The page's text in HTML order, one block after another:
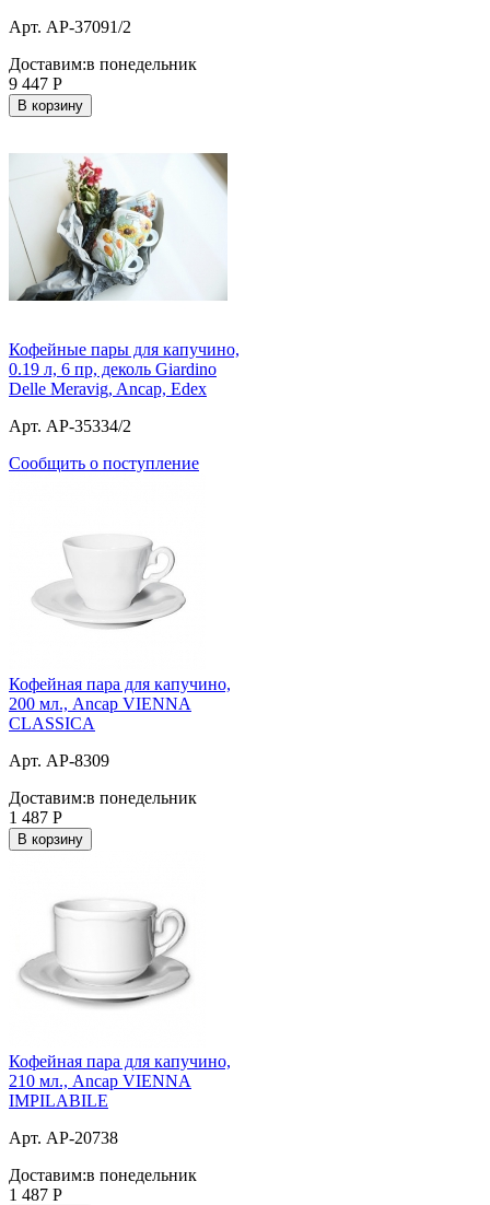
Арт. AP-37091/2
Доставим:в понедельник
9 447 Р
В корзину
Кофейные пары для капучино,
0.19 л, 6 пр, деколь Giardino
Delle Meravig, Ancap, Edex
Арт. AP-35334/2
Сообщить о поступление
Кофейная пара для капучино,
200 мл., Ancap VIENNA
CLASSICA
Арт. AP-8309
Доставим:в понедельник
1 487 Р
В корзину
Кофейная пара для капучино,
210 мл., Ancap VIENNA
IMPILABILE
Арт. AP-20738
Доставим:в понедельник
1 487 Р